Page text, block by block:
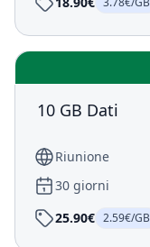
10 GB Dati
Riunione
30 giorni
25.90€ 2.59€/GB